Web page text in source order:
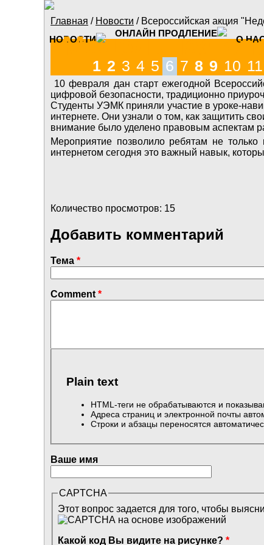
Перейти к основному содержанию
Модельная
НОВОСТИ
ОНЛАЙН ПРОДЛЕНИЕ
О
Вы здесь
Главная / Новости / Всероссийская акция
1 2 3 4 5 6 7 8 9 10 11
10 февраля дан старт ежегодной
цифровой безопасности, традиционно
Студенты УЭМК приняли участие в уроке-
интернете. Они узнали о том, как защитить
внимание было уделено правовым аспектам
Мероприятие позволило ребятам не
интернетом сегодня это важный навык,
Количество просмотров: 15
Добавить комментарий
Тема *
Comment *
Plain text
HTML-теги не обрабатываются и
Адреса страниц и электронной почты
Строки и абзацы переносятся
Ваше имя
CAPTCHA
Этот вопрос задается для того, чтобы
Какой код Вы видите на рисунке? *